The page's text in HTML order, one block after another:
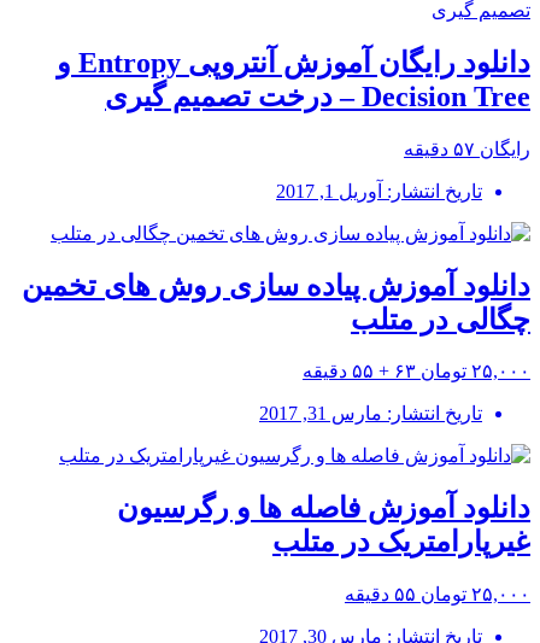
دانلود رایگان آموزش آنتروپی Entropy و
Decision Tree – درخت تصمیم گیری
رایگان ۵۷ دقیقه
تاریخ انتشار: آوریل 1, 2017
دانلود آموزش پیاده سازی روش های تخمین
چگالی در متلب
۲۵,۰۰۰ تومان ۶۳ + ۵۵ دقیقه
تاریخ انتشار: مارس 31, 2017
دانلود آموزش فاصله ها و رگرسیون
غیرپارامتریک در متلب
۲۵,۰۰۰ تومان ۵۵ دقیقه
تاریخ انتشار: مارس 30, 2017